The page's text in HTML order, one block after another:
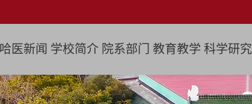
哈医新闻 学校简介 院系部门 教育教学 科学研究